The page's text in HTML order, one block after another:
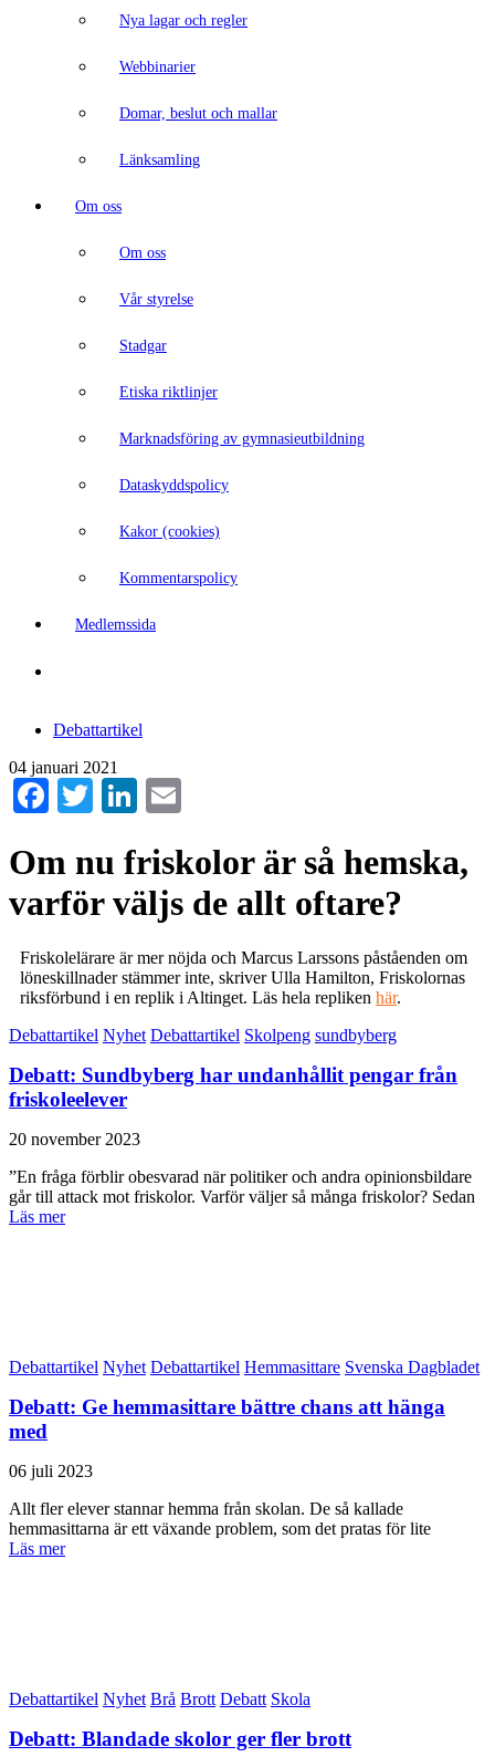
Nya lagar och regler
Webbinarier
Domar, beslut och mallar
Länksamling
Om oss
Om oss
Vår styrelse
Stadgar
Etiska riktlinjer
Marknadsföring av gymnasieutbildning
Dataskyddspolicy
Kakor (cookies)
Kommentarspolicy
Medlemssida
Debattartikel
04 januari 2021
Facebook
TwitterLinkedIn
Om nu friskolor är så hemska,
varför väljs de allt oftare?
Friskolelärare är mer nöjda och Marcus Larssons påståenden om
löneskillnader stämmer inte, skriver Ulla Hamilton, Friskolornas
riksförbund i en replik i Altinget. Läs hela repliken här.
Debattartikel Nyhet Debattartikel Skolpeng sundbyberg
Debatt: Sundbyberg har undanhållit pengar från
friskoleelever
20 november 2023
”En fråga förblir obesvarad när politiker och andra opinionsbildare
går till attack mot friskolor. Varför väljer så många friskolor? Sedan
Läs mer
Debattartikel Nyhet Debattartikel Hemmasittare Svenska Dagbladet
Debatt: Ge hemmasittare bättre chans att hänga
med
06 juli 2023
Allt fler elever stannar hemma från skolan. De så kallade
hemmasittarna är ett växande problem, som det pratas för lite
Läs mer
Debattartikel Nyhet Brå Brott Debatt Skola
Debatt: Blandade skolor ger fler brott